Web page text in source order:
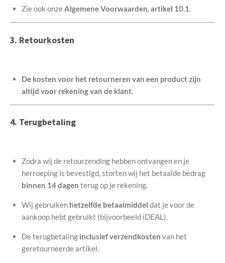
Zie ook onzeAlgemene Voorwaarden, artikel 10.1.
3. Retourkosten
De kosten voor het retourneren van een product zijn
altijd voor rekening van de klant.
4. Terugbetaling
Zodra wij de retourzending hebben ontvangen en je
herroeping is bevestigd, storten wij het betaalde bedrag
binnen 14 dagen terug op je rekening.
Wij gebruiken hetzelfde betaalmiddel dat je voor de
aankoop hebt gebruikt (bijvoorbeeld iDEAL).
De terugbetaling inclusief verzendkosten van het
geretourneerde artikel.